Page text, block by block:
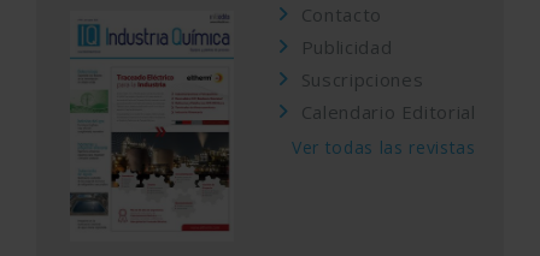
Contacto
Publicidad
Suscripciones
Calendario Editorial
Ver todas las revistas